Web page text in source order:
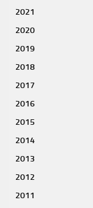
2021
2020
2019
2018
2017
2016
2015
2014
2013
2012
2011